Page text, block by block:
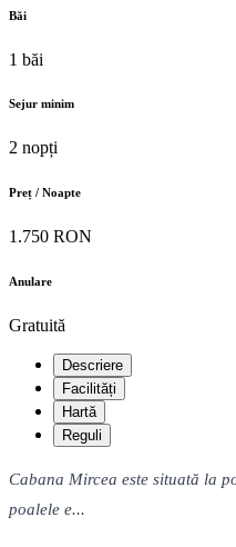
Băi
1 băi
Sejur minim
2 nopți
Preț / Noapte
1.750 RON
Anulare
Gratuită
Descriere
Facilități
Hartă
Reguli
Cabana Mircea este situată la
poalele e...